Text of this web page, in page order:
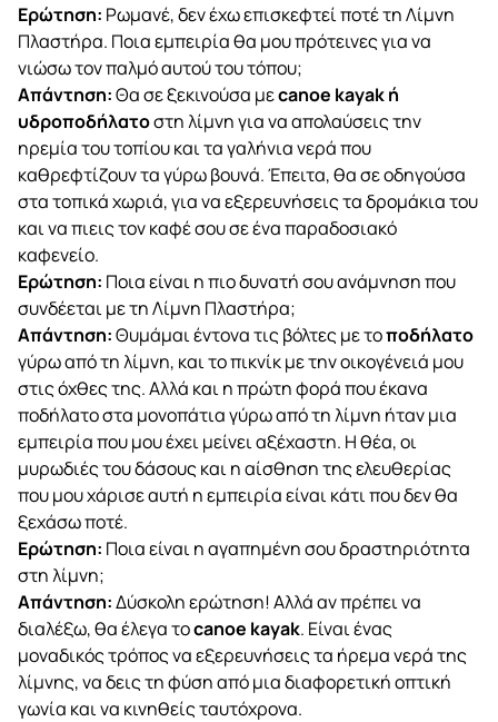
Ερώτηση: Ρωμανέ, δεν έχω επισκεφτεί ποτέ τη Λίμνη
Πλαστήρα. Ποια εμπειρία θα μου πρότεινες για να
νιώσω τον παλμό αυτού του τόπου;
Απάντηση:Θα σε ξεκινούσα μεcanoe kayakή
υδροποδήλατοστη λίμνη για να απολαύσεις την
ηρεμία του τοπίου και τα γαλήνια νερά που
καθρεφτίζουν τα γύρω βουνά. Έπειτα, θα σε οδηγούσα
στα τοπικά χωριά, για να εξερευνήσεις τα δρομάκια του
και να πιεις τον καφέ σου σε ένα παραδοσιακό
καφενείο.
Ερώτηση: Ποια είναι η πιο δυνατή σου ανάμνηση που
συνδέεται με τη Λίμνη Πλαστήρα;
Απάντηση:Θυμάμαι έντονα τις βόλτες με τοποδήλατο
γύρω από τη λίμνη, και το πικνίκ με την οικογένειά μου
στις όχθες της. Αλλά και η πρώτη φορά που έκανα
ποδήλατο στα μονοπάτια γύρω από τη λίμνη ήταν μια
εμπειρία που μου έχει μείνει αξέχαστη. Η θέα, οι
μυρωδιές του δάσους και η αίσθηση της ελευθερίας
που μου χάρισε αυτή η εμπειρία είναι κάτι που δεν θα
ξεχάσω ποτέ.
Ερώτηση: Ποια είναι η αγαπημένη σου δραστηριότητα
στη λίμνη;
Απάντηση:Δύσκολη ερώτηση! Αλλά αν πρέπει να
διαλέξω, θα έλεγα τοcanoe kayak. Είναι ένας
μοναδικός τρόπος να εξερευνήσεις τα ήρεμα νερά της
λίμνης, να δεις τη φύση από μια διαφορετική οπτική
γωνία και να κινηθείς ταυτόχρονα.